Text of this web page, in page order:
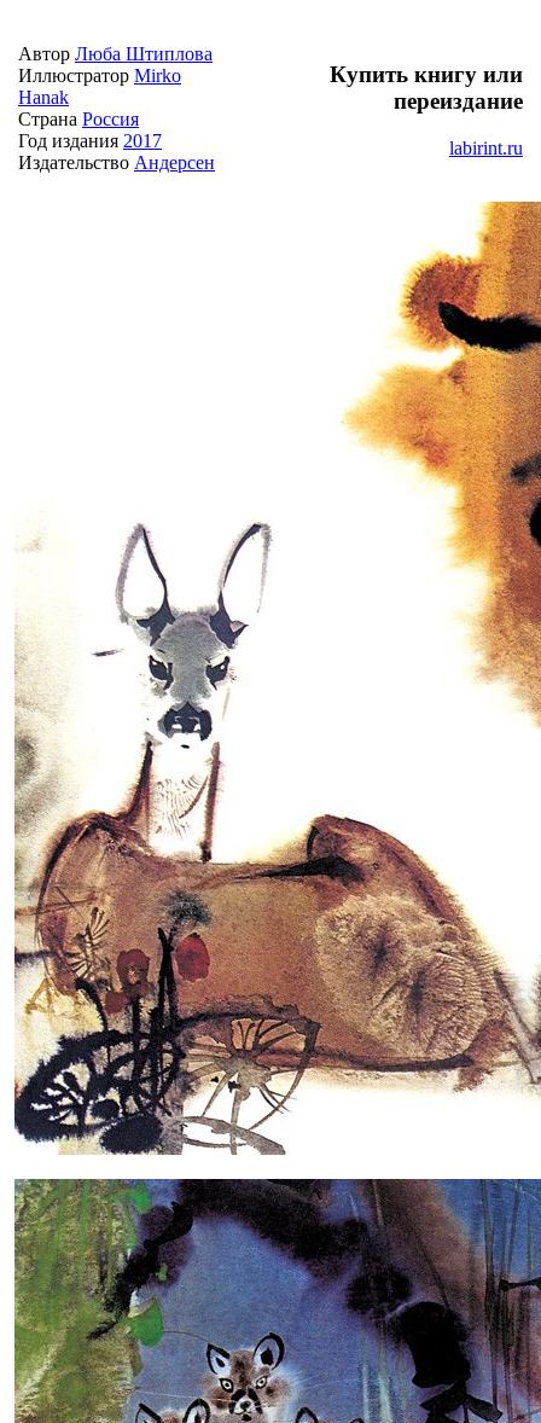
Автор Люба Штиплова
Иллюстратор Mirko
Hanak
Страна Россия
Год издания 2017
Издательство Андерсен
Купить книгу или
переиздание
labirint.ru